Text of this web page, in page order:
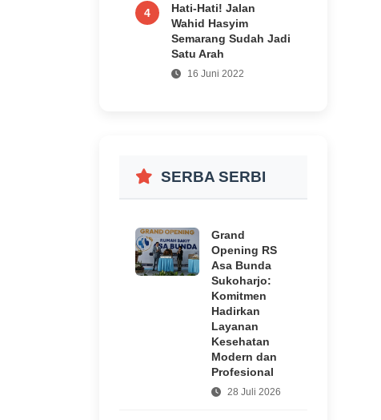
4
Hati-Hati! Jalan
Wahid Hasyim
Semarang Sudah Jadi
Satu Arah
16 Juni 2022
SERBA SERBI
Grand
Opening RS
Asa Bunda
Sukoharjo:
Komitmen
Hadirkan
Layanan
Kesehatan
Modern dan
Profesional
28 Juli 2026